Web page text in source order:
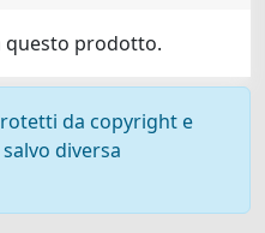
questo prodotto.
da copyright e
diversa